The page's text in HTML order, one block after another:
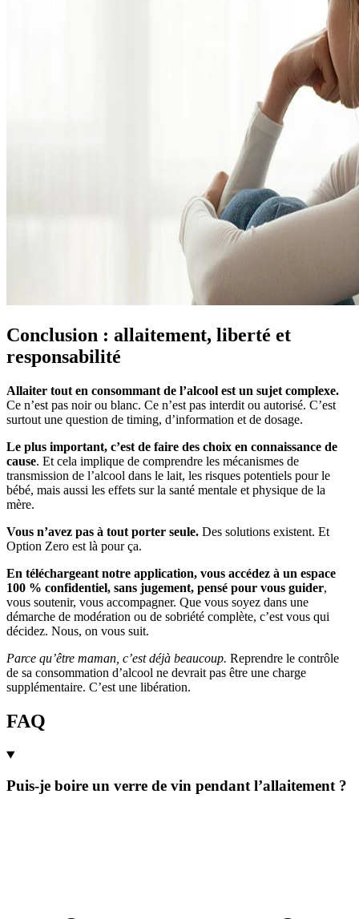
Conclusion : allaitement, liberté et
responsabilité
Allaiter tout en consommant de l’alcool est un sujet complexe.
Ce n’est pas noir ou blanc. Ce n’est pas interdit ou autorisé. C’est
surtout une question de timing, d’information et de dosage.
Le plus important, c’est de faire des choix en connaissance de
cause. Et cela implique de comprendre les mécanismes de
transmission de l’alcool dans le lait, les risques potentiels pour le
bébé, mais aussi les effets sur la santé mentale et physique de la
mère.
Vous n’avez pas à tout porter seule. Des solutions existent. Et
Option Zero est là pour ça.
En téléchargeant notre application, vous accédez à un espace
100 % confidentiel, sans jugement, pensé pour vous guider,
vous soutenir, vous accompagner. Que vous soyez dans une
démarche de modération ou de sobriété complète, c’est vous qui
décidez. Nous, on vous suit.
Parce qu’être maman, c’est déjà beaucoup. Reprendre le contrôle
de sa consommation d’alcool ne devrait pas être une charge
supplémentaire. C’est une libération.
FAQ
Puis-je boire un verre de vin pendant l’allaitement ?